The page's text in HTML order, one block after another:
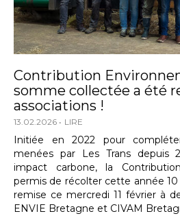
Contribution
somme collectée a été
associations !
13.02.2026 LIRE
Initiée en 2022 pour
menées par Les Trans depuis
impact carbone, la
permis de récolter cette année
remise ce mercredi 11 février à
ENVIE Bretagne et CIVAM